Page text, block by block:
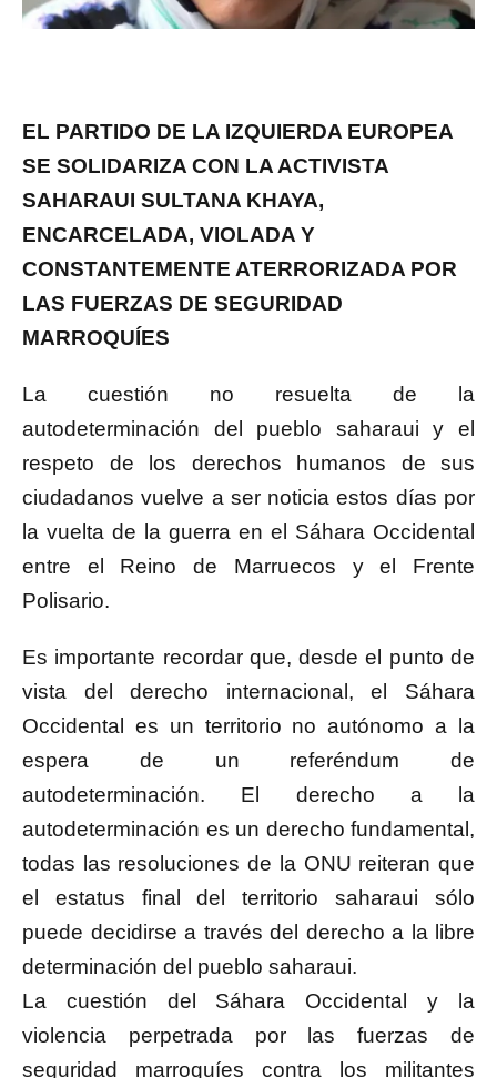
EL PARTIDO DE LA IZQUIERDA EUROPEA
SE SOLIDARIZA CON LA ACTIVISTA
SAHARAUI SULTANA KHAYA,
ENCARCELADA, VIOLADA Y
CONSTANTEMENTE ATERRORIZADA POR
LAS FUERZAS DE SEGURIDAD
MARROQUÍES
La cuestión no resuelta de la
autodeterminación del pueblo saharaui y el
respeto de los derechos humanos de sus
ciudadanos vuelve a ser noticia estos días por
la vuelta de la guerra en el Sáhara Occidental
entre el Reino de Marruecos y el Frente
Polisario.
Es importante recordar que, desde el punto de
vista del derecho internacional, el Sáhara
Occidental es un territorio no autónomo a la
espera de un referéndum de
autodeterminación. El derecho a la
autodeterminación es un derecho fundamental,
todas las resoluciones de la ONU reiteran que
el estatus final del territorio saharaui sólo
puede decidirse a través del derecho a la libre
determinación del pueblo saharaui.
La cuestión del Sáhara Occidental y la
violencia perpetrada por las fuerzas de
seguridad marroquíes contra los militantes